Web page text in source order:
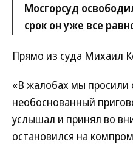
Мосгорсуд
срок он уже все
Прямо из суда Михаил
«В жалобах мы просили
необоснованный
услышал и принял во
остановился на